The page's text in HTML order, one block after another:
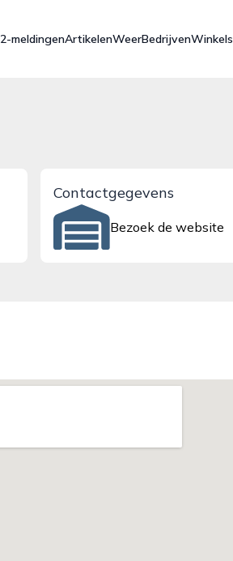
meldingenArtikelenWeerBedrijvenWinkels
Contactgegevens
Bezoek de website